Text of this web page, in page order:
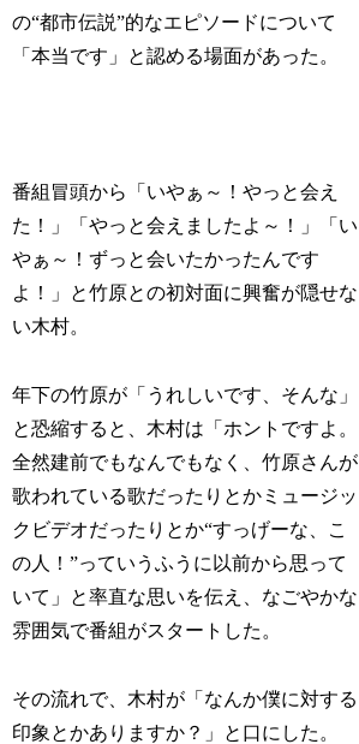
の“都市伝説”的なエピソードについて
「本当です」と認める場面があった。
番組冒頭から「いやぁ～！やっと会え
た！」「やっと会えましたよ～！」「い
やぁ～！ずっと会いたかったんです
よ！」と竹原との初対面に興奮が隠せな
い木村。
年下の竹原が「うれしいです、そんな」
と恐縮すると、木村は「ホントですよ。
全然建前でもなんでもなく、竹原さんが
歌われている歌だったりとかミュージッ
クビデオだったりとか“すっげーな、こ
の人！”っていうふうに以前から思って
いて」と率直な思いを伝え、なごやかな
雰囲気で番組がスタートした。
その流れで、木村が「なんか僕に対する
印象とかありますか？」と口にした。